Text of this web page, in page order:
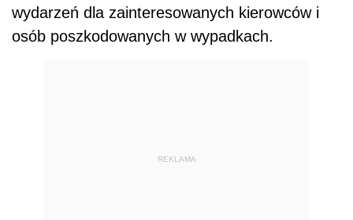
wydarzeń dla zainteresowanych kierowców i
osób poszkodowanych w wypadkach.
REKLAMA